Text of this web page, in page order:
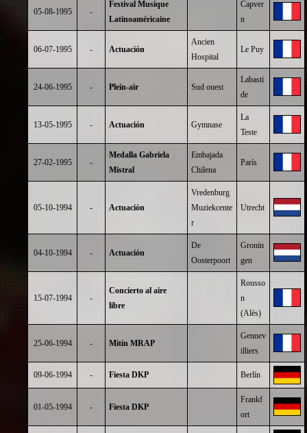
05-08-1995 -
Festival Musique
Latinoaméricaine
Capver
n
06-07-1995 - Actuación
Ancien
Hospital
Le Puy
24-06-1995 - Plein-air Sud ouest
Labasti
de
13-05-1995 - Actuación Gymnase
La
Teste
27-02-1995 -
Medalla Gabriela
Mistral
Embajada
Chilena
París
05-10-1994 - Actuación
Vredenburg
Muziekcente
r
Utrecht
04-10-1994 - Actuación
De
Oosterpoort
Gronin
gen
15-07-1994 -
Concierto al aire
libre
Rousso
n
(Alès)
25-06-1994 - Mitin MRAP
Gennev
illiers
09-06-1994 - Fiesta DKP Berlín
01-05-1994 - Fiesta DKP
Frankf
ort